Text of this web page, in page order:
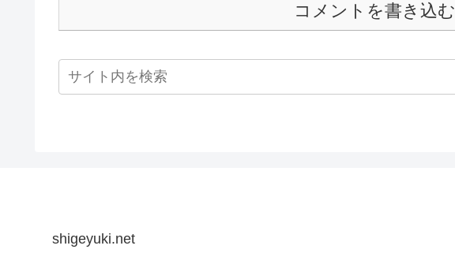
コメントを書き込む
shigeyuki.net